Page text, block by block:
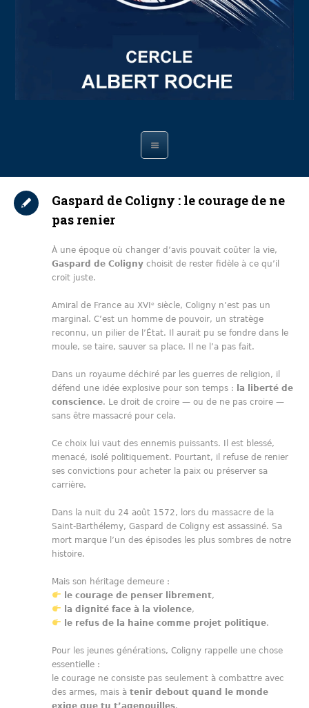
Gaspard de Coligny : le courage de ne
pas renier
À une époque où changer d’avis pouvait coûter la vie,
Gaspard de Coligny choisit de rester fidèle à ce qu’il
croit juste.
Amiral de France au XVIᵉ siècle, Coligny n’est pas un
marginal. C’est un homme de pouvoir, un stratège
reconnu, un pilier de l’État. Il aurait pu se fondre dans le
moule, se taire, sauver sa place. Il ne l’a pas fait.
Dans un royaume déchiré par les guerres de religion, il
défend une idée explosive pour son temps :
la liberté de
conscience. Le droit de croire — ou de ne pas croire —
sans être massacré pour cela.
Ce choix lui vaut des ennemis puissants. Il est blessé,
menacé, isolé politiquement. Pourtant, il refuse de renier
ses convictions pour acheter la paix ou préserver sa
carrière.
Dans la nuit du 24 août 1572, lors du massacre de la
Saint-Barthélemy, Gaspard de Coligny est assassiné. Sa
mort marque l’un des épisodes les plus sombres de notre
histoire.
Mais son héritage demeure :
le courage de penser librement,
la dignité face à la violence,
le refus de la haine comme projet politique.
Pour les jeunes générations, Coligny rappelle une chose
essentielle :
le courage ne consiste pas seulement à combattre avec
des armes, mais à tenir debout quand le monde